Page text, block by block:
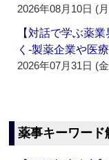
2026年08月10日 (
【対話で学ぶ薬
く‐製薬企業や医
2026年07月31日 (
薬事キーワード